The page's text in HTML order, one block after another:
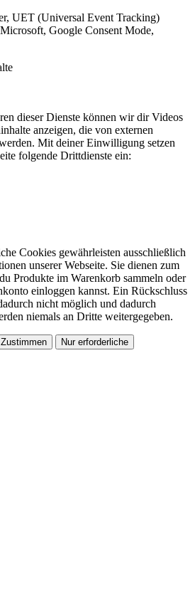
UET (Universal Event Tracking)
Google Consent Mode,
dieser Dienste können wir dir Videos
anzeigen, die von externen
Mit deiner Einwilligung setzen
folgende Drittdienste ein:
Cookies gewährleisten ausschließlich
unserer Webseite. Sie dienen zum
Produkte im Warenkorb sammeln oder
einloggen kannst. Ein Rückschluss
nicht möglich und dadurch
niemals an Dritte weitergegeben.
Zustimmen Nur erforderliche